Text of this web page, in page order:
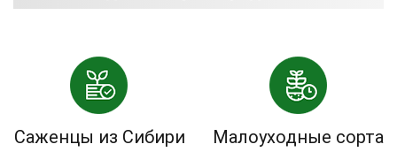
Саженцы из Сибири Малоуходные сорта